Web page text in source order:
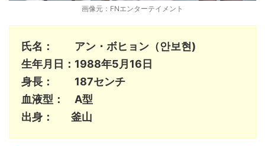
画像元：FNエンターテイメント
氏名： アン・ボヒョン（안보현)
生年月日：1988年5月16日
身長： 187センチ
血液型： A型
出身： 釜山